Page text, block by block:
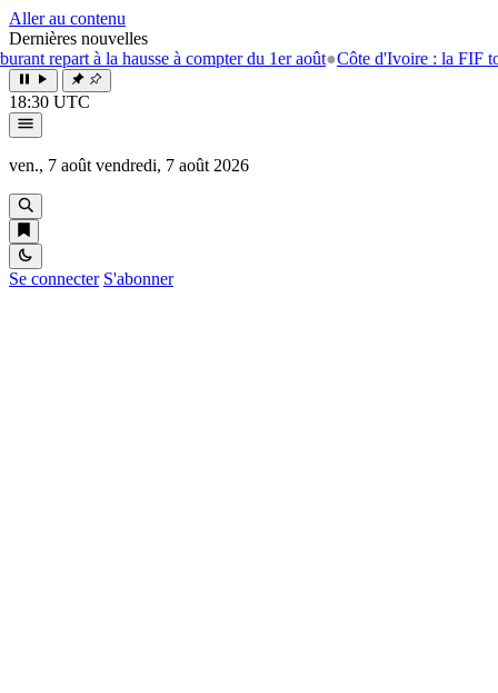
Aller au contenu
Dernières nouvelles
la hausse à compter du 1er août●Côte d'Ivoire : la FIF tourne la page
18:30 UTC
ven., 7 août vendredi, 7 août 2026
Se connecter S'abonner